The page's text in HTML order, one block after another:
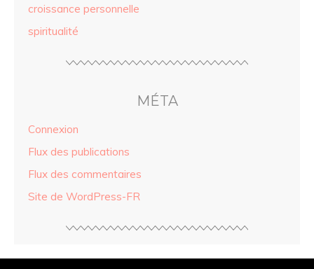
croissance personnelle
spiritualité
MÉTA
Connexion
Flux des publications
Flux des commentaires
Site de WordPress-FR